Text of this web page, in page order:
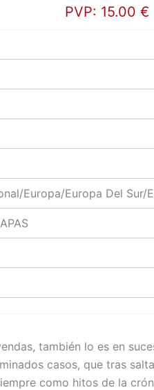
PVP: 15.00
Europa/Europa Del Sur/
también lo es en
casos, que tras
como hitos de la